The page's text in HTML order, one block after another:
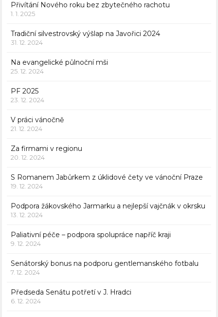
Přivítání Nového roku bez zbytečného rachotu
1. 1. 2025
Tradiční silvestrovský výšlap na Javořici 2024
31. 12. 2024
Na evangelické půlnoční mši
25. 12. 2024
PF 2025
23. 12. 2024
V práci vánočně
21. 12. 2024
Za firmami v regionu
20. 12. 2024
S Romanem Jabůrkem z úklidové čety ve vánoční Praze
19. 12. 2024
Podpora žákovského Jarmarku a nejlepší vajčnák v okrsku
13. 12. 2024
Paliativní péče – podpora spolupráce napříč kraji
9. 12. 2024
Senátorský bonus na podporu gentlemanského fotbalu
7. 12. 2024
Předseda Senátu potřetí v J. Hradci
6. 12. 2024